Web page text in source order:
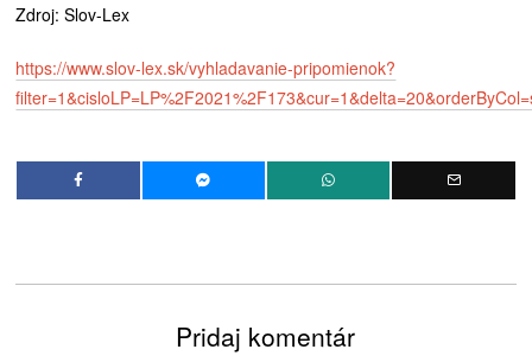
Zdroj: Slov-Lex
https://www.slov-lex.sk/vyhladavanie-pripomienok?
Pridaj komentár